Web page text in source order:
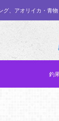
、アオリイカ・青
釣